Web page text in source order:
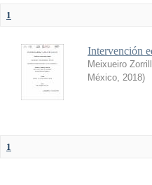
1
Intervención
Meixueiro
México, 2018)
1